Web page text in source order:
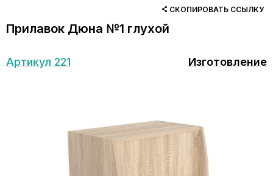
СКОПИРОВАТЬ ССЫЛКУ
Прилавок Дюна №1 глухой
Артикул 221 Изготовление